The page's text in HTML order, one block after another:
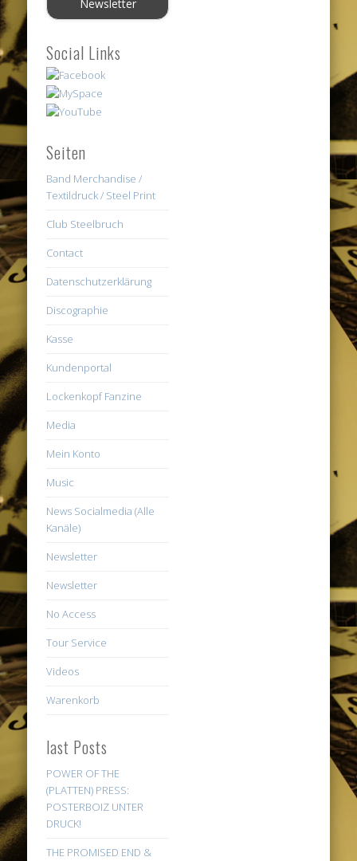
Social Links
Seiten
Band Merchandise /
Textildruck / Steel Print
Club Steelbruch
Contact
Datenschutzerklärung
Discographie
Kasse
Kundenportal
Lockenkopf Fanzine
Media
Mein Konto
Music
News Socialmedia (Alle
Kanäle)
Newsletter
Newsletter
No Access
Tour Service
Videos
Warenkorb
last Posts
POWER OF THE
(PLATTEN) PRESS:
POSTERBOIZ UNTER
DRUCK!
THE PROMISED END &